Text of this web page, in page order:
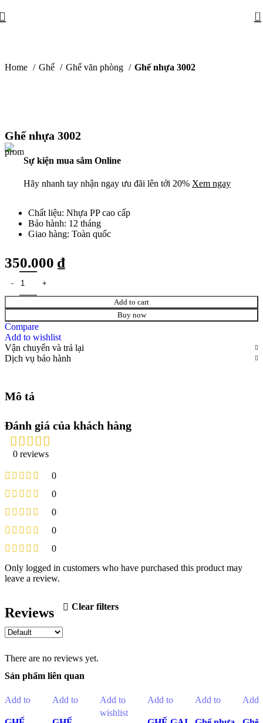
0
Home Ghế Ghế văn phòng Ghế nhựa 3002
Ghế nhựa 3002
Sự kiện mua sắm Online
Hãy nhanh tay nhận ngay ưu đãi lên tới 20% Xem ngay
Chất liệu: Nhựa PP cao cấp
Bảo hành: 12 tháng
Giao hàng: Toàn quốc
350.000 ₫
Add to cart
Buy now
Compare
Add to wishlist
Vận chuyển và trả lại
Dịch vụ bảo hành
Mô tả
Đánh giá của khách hàng
0 reviews
0
0
0
0
0
Reviews Clear filters
There are no reviews yet.
Only logged in customers who have purchased this product may
leave a review.
Sản phẩm liên quan
Add to
Add to
Add to
wishlist
Add to
Add to
Add